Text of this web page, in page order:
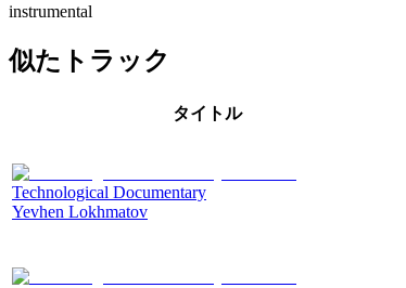
instrumental
似たトラック
タイトル
Technological Documentary
Yevhen Lokhmatov